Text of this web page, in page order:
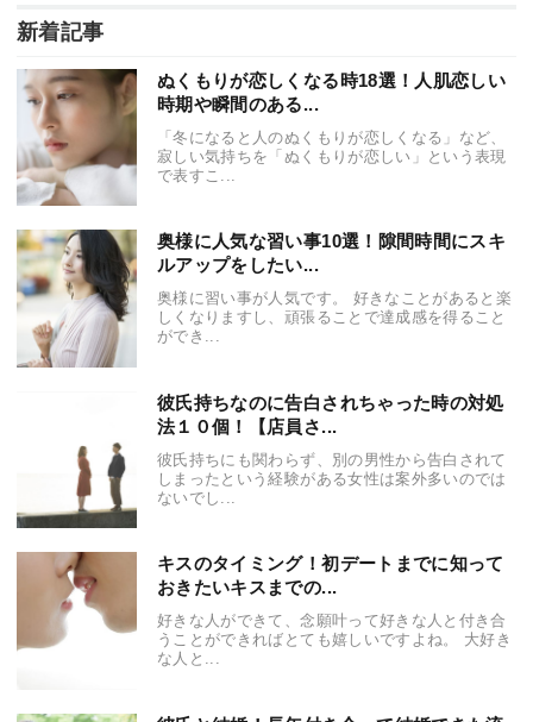
新着記事
ぬくもりが恋しくなる時18選！人肌恋しい
時期や瞬間のある...
「冬になると人のぬくもりが恋しくなる」など、
寂しい気持ちを「ぬくもりが恋しい」という表現
で表すこ...
奥様に人気な習い事10選！隙間時間にスキ
ルアップをしたい...
奥様に習い事が人気です。 好きなことがあると楽
しくなりますし、頑張ることで達成感を得ること
ができ...
彼氏持ちなのに告白されちゃった時の対処
法１０個！【店員さ...
彼氏持ちにも関わらず、別の男性から告白されて
しまったという経験がある女性は案外多いのでは
ないでし...
キスのタイミング！初デートまでに知って
おきたいキスまでの...
好きな人ができて、念願叶って好きな人と付き合
うことができればとても嬉しいですよね。 大好き
な人と...